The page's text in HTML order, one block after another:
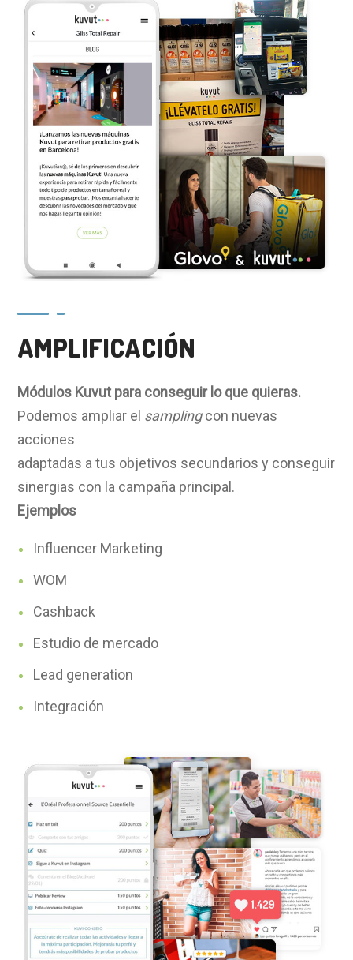
AMPLIFICACIÓN
Módulos Kuvutpara conseguir lo que quieras.
Podemos ampliar el samplingcon nuevas
acciones
adaptadas a tus objetivos secundarios y conseguir
sinergias con la campaña principal.
Ejemplos
Influencer Marketing
WOM
Cashback
Estudio de mercado
Lead generation
Integración